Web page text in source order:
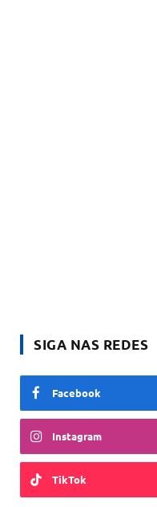
SIGA NAS REDES
Facebook
Instagram
TikTok